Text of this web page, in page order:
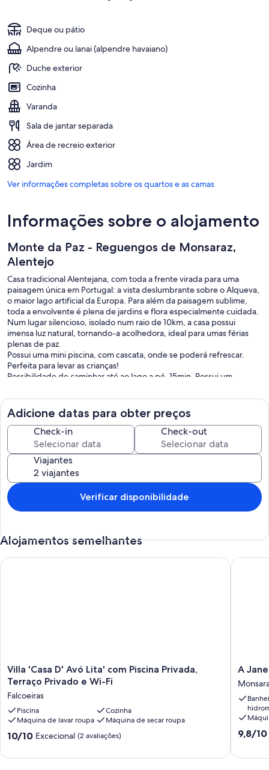
Deque ou pátio
Alpendre ou lanai (alpendre havaiano)
Duche exterior
Cozinha
Varanda
Sala de jantar separada
Área de recreio exterior
Jardim
Ver informações completas sobre os quartos e as camas
Informações sobre o alojamento
Monte da Paz - Reguengos de Monsaraz,
Alentejo
Casa tradicional Alentejana, com toda a frente virada para uma
paisagem única em Portugal: a vista deslumbrante sobre o Alqueva,
o maior lago artificial da Europa. Para além da paisagem sublime,
toda a envolvente é plena de jardins e flora especialmente cuidada.
Num lugar silencioso, isolado num raio de 10km, a casa possui
imensa luz natural, tornando-a acolhedora, ideal para umas férias
plenas de paz.
Possui uma mini piscina, com cascata, onde se poderá refrescar.
Perfeita para levar as crianças!
Possibilidade de caminhar até ao lago a pé, 15min. Possui um
característico Alentejano. Durante a sua estadia, à noite, aproveite
as nossas espreguiçadeiras, no terraço, para vislumbrar o céu
estrelado na quietude típica do Monte da Paz.
Descubra o melhor do Alentejo com o Historiador Local, Luís Lobato
Faria, com passeios personalizados, pedestres ou de carro.
Tenha um escape do ritmo acelerado da cidade, na tranquilidade
do… Monte da Paz.
Adicione datas para obter preços
Check-in Check-out
Viajantes
Verificar disponibilidade
Alojamentos semelhantes
Villa
'Casa
Avó
Lita'
com
Piscina
Privada,
Villa 'Casa D' Avó Lita' com Piscina Privada,
Terraço Privado e Wi-Fi
Falcoeiras
Piscina
Cozinha
Máquina de lavar roupa
Máquina de secar roupa
Pontuação
10.0
10/10 Excecional (2 avaliações)
Villa 'Casa D' Avó Lita' com Piscina Privada, Terraço Privado e
A
Janela
Do
Castelo
A
9,8/10
A